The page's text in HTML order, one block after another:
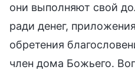
они выполняют свой
ради денег,
обретения
член дома Божьего.